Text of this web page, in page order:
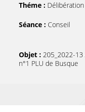
Théme :
Séance : Conseil
Objet : 205_2022-
n°1 PLU de Busque